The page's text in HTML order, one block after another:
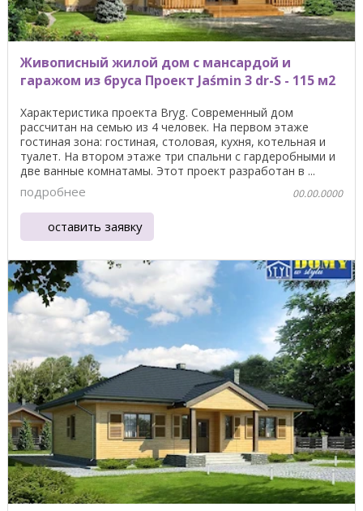
Живописный жилой дом с мансардой и
гаражом из бруса Проект Jaśmin 3 dr-S - 115 м2
Характеристика проекта Bryg. Современный дом
рассчитан на семью из 4 человек. На первом этаже
гостиная зона: гостиная, столовая, кухня, котельная и
туалет. На втором этаже три спальни с гардеробными и
две ванные комнатамы. Этот проект разработан в ...
подробнее 00.00.0000
оставить заявку